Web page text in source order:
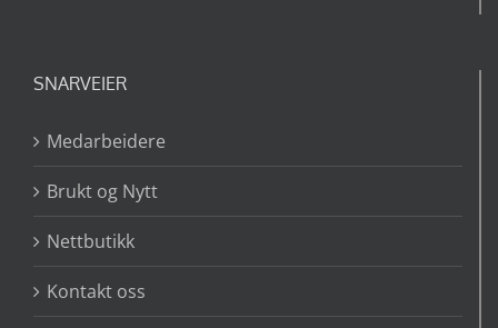
SNARVEIER
Medarbeidere
Brukt og Nytt
Nettbutikk
Kontakt oss